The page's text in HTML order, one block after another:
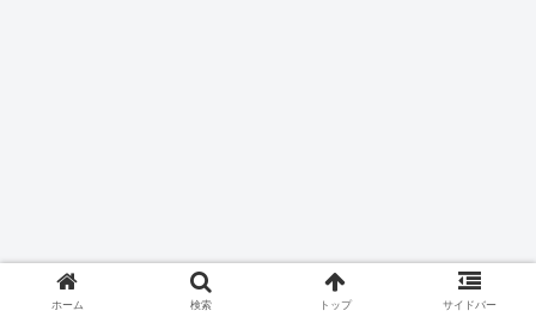
ホーム 検索 トップ サイドバー